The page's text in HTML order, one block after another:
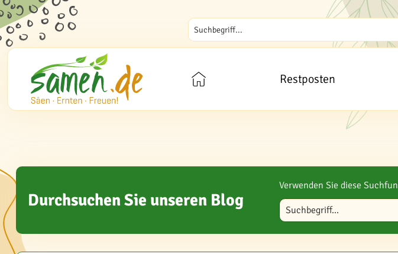
Restposten
Durchsuchen Sie unseren Blog
Verwenden Sie diese
Blog durchsuchen